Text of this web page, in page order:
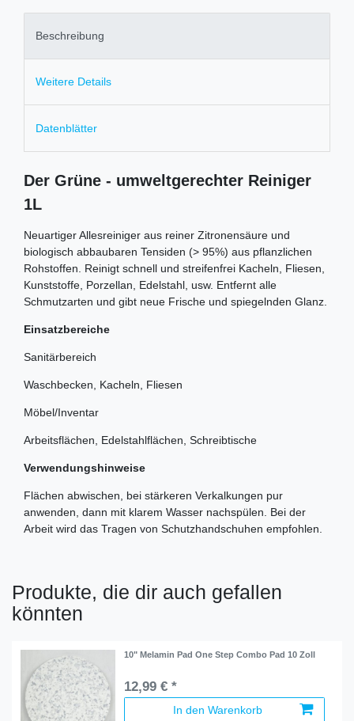
Beschreibung
Weitere Details
Datenblätter
Der Grüne - umweltgerechter Reiniger
1L
Neuartiger Allesreiniger aus reiner Zitronensäure und
biologisch abbaubaren Tensiden (> 95%) aus pflanzlichen
Rohstoffen. Reinigt schnell und streifenfrei Kacheln, Fliesen,
Kunststoffe, Porzellan, Edelstahl, usw. Entfernt alle
Schmutzarten und gibt neue Frische und spiegelnden Glanz.
Einsatzbereiche
Sanitärbereich
Waschbecken, Kacheln, Fliesen
Möbel/Inventar
Arbeitsflächen, Edelstahlflächen, Schreibtische
Verwendungshinweise
Flächen abwischen, bei stärkeren Verkalkungen pur
anwenden, dann mit klarem Wasser nachspülen. Bei der
Arbeit wird das Tragen von Schutzhandschuhen empfohlen.
Produkte, die dir auch gefallen
könnten
10" Melamin Pad One Step Combo Pad 10 Zoll
12,99 € *
In den Warenkorb